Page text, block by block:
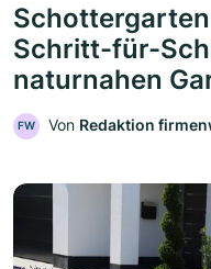
Schritt-für-
naturnahen
FW Von Redaktion